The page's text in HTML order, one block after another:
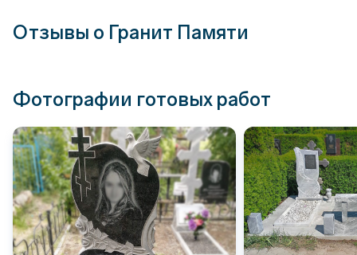
Отзывы о Гранит Памяти
Фотографии готовых работ